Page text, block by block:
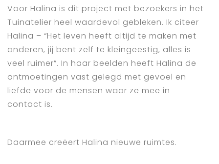
Voor Halina is dit project met bezoekers in het
Tuinatelier heel waardevol gebleken. Ik citeer
Halina – “Het leven heeft altijd te maken met
anderen, jij bent zelf te kleingeestig, alles is
veel ruimer”. In haar beelden heeft Halina de
ontmoetingen vast gelegd met gevoel en
liefde voor de mensen waar ze mee in
contact is.
Daarmee creëert Halina nieuwe ruimtes.